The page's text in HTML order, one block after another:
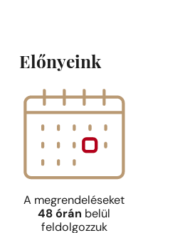
Előnyeink
A megrendeléseket
48 órán belül
feldolgozzuk